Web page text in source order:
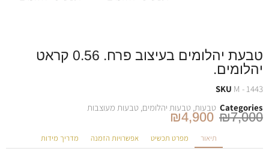
טבעת יהלומים בעיצוב פרח. 0.56 קראט
יהלומים.
SKU M - 1443
Categories טבעות טבעות יהלומים טבעות מעוצבות
₪7,000
₪4,900
תיאור מפרט תכשיט אפשרויות הזמנה מדריך מידות